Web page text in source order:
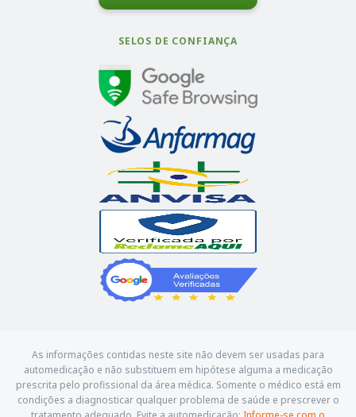
As informações contidas neste site não devem ser usadas para
automedicação e não substituem em hipótese alguma a medicação
prescrita pelo profissional da área médica. Somente o médico está em
condições a diagnosticar qualquer problema de saúde e prescrever o
SELOS DE CONFIANÇA